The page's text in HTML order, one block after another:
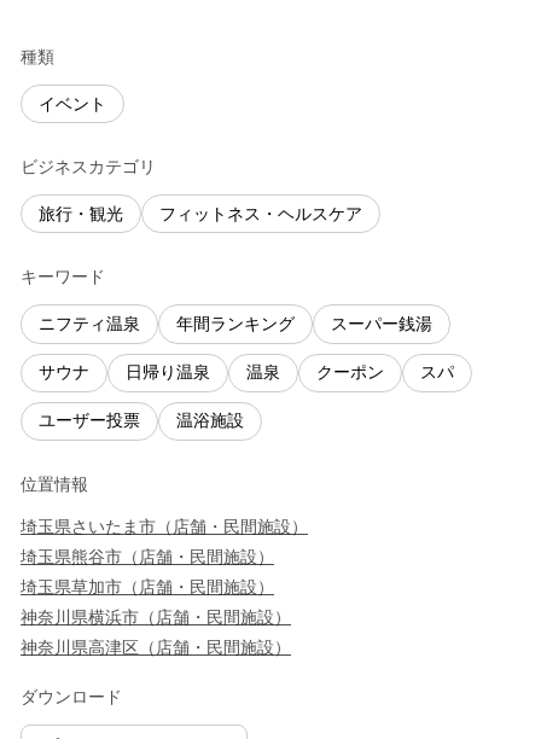
種類
イベント
ビジネスカテゴリ
旅行・観光 フィットネス・ヘルスケア
キーワード
ニフティ温泉 年間ランキング スーパー銭湯
サウナ 日帰り温泉 温泉 クーポン スパ
ユーザー投票 温浴施設
位置情報
埼玉県 さいたま市 （ 店舗・民間施設 ）
埼玉県熊谷市 （ 店舗・民間施設 ）
埼玉県草加市 （ 店舗・民間施設 ）
神奈川県横浜市 （ 店舗・民間施設 ）
神奈川県高津区 （ 店舗・民間施設 ）
ダウンロード